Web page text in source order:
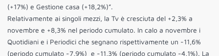
(+17%) e Gestione casa (+18,2%)”.
Relativamente ai singoli mezzi, la Tv è cresciuta del +2,3% a
novembre e +8,3% nel periodo cumulato. In calo a novembre i
Quotidiani e i Periodici che segnano rispettivamente un -11,6%
(periodo cumulato -7,9%) e -11,3% (periodo cumulato -4,1%). La